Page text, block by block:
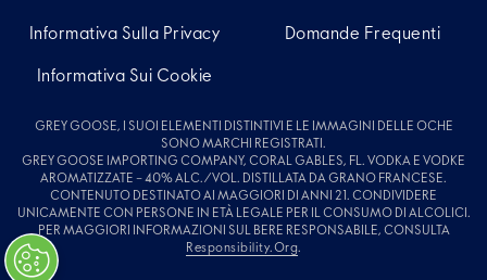
Informativa Sulla Privacy
Informativa Sui Cookie
Domande Frequenti
GREY GOOSE, I SUOI ELEMENTI DISTINTIVI E LE IMMAGINI DELLE OCHE
SONO MARCHI REGISTRATI.
GREY GOOSE IMPORTING COMPANY, CORAL GABLES, FL. VODKA E VODKE
AROMATIZZATE – 40% ALC./VOL. DISTILLATA DA GRANO FRANCESE.
CONTENUTO DESTINATO AI MAGGIORI DI ANNI 21. CONDIVIDERE
UNICAMENTE CON PERSONE IN ETÀ LEGALE PER IL CONSUMO DI ALCOLICI.
PER MAGGIORI INFORMAZIONI SUL BERE RESPONSABILE, CONSULTA
Responsibility.org.